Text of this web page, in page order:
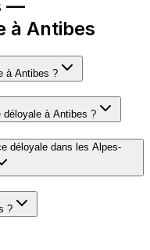
—
à Antibes
à Antibes ?
déloyale à Antibes ?
déloyale dans les Alpes-
?